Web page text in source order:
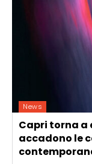
News
Capri torna a
accadono le